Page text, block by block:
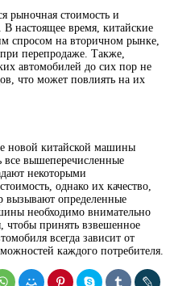
рыночная стоимость и
настоящее время, китайские
спросом на вторичном рынке,
перепродаже. Также,
автомобилей до сих пор не
что может повлиять на их
новой китайской машины
все вышеперечисленные
некоторыми
однако их качество,
вызывают определенные
необходимо внимательно
чтобы принять взвешенное
всегда зависит от
каждого потребителя.